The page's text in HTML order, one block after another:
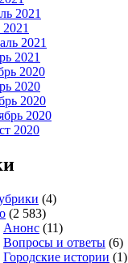
2021
2021
2021
2020
2020
2020
2020
2020
(4)
(2 583)
Анонс (11)
Вопросы и ответы (6)
Городские истории (1)